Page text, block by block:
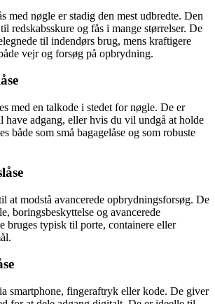
med nøgle er stadig den mest udbredte. Den
redskabsskure og fås i mange størrelser. De
til indendørs brug, mens kraftigere
vejr og forsøg på opbrydning.
med en talkode i stedet for nøgle. De er
have adgang, eller hvis du vil undgå at holde
både som små bagagelåse og som robuste
at modstå avancerede opbrydningsforsøg. De
boringsbeskyttelse og avancerede
bruges typisk til porte, containere eller
smartphone, fingeraftryk eller kode. De giver